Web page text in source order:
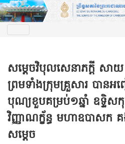
សម្តេចវិបុលសេនាភក្តី ស
ព្រមទាំងក្រុមគ្រួសារ បានអញ្
បុណ្យខួបគម្រប់១ឆ្នាំ ឧទ្ទិ
វិញ្ញាណក្ខ័ន្ធ មហាឧបាសក
សម្តេច